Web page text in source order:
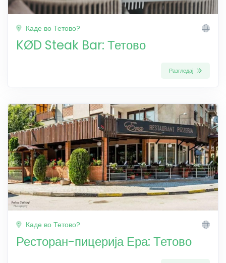
Каде во Тетово?
KØD Steak Bar: Тетово
Разгледај
Каде во Тетово?
Ресторан-пицерија Ера: Тетово